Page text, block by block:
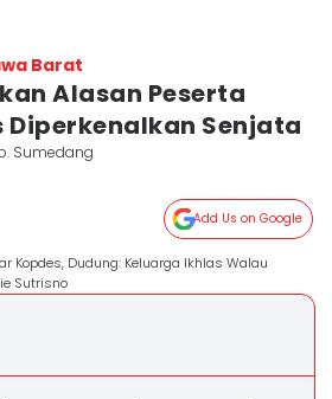
Barat
Alasan Peserta
Diperkenalkan Senjata
Sumedang
Add Us on Google
Kopdes, Dudung: Keluarga Ikhlas Walau
Sutrisno